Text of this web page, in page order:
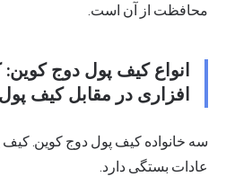
محافظت از آن است.
انواع کیف پول دوج
افزاری در مقابل کیف
سه خانواده کیف پول دوج کوین.
عادات بستگی دارد.